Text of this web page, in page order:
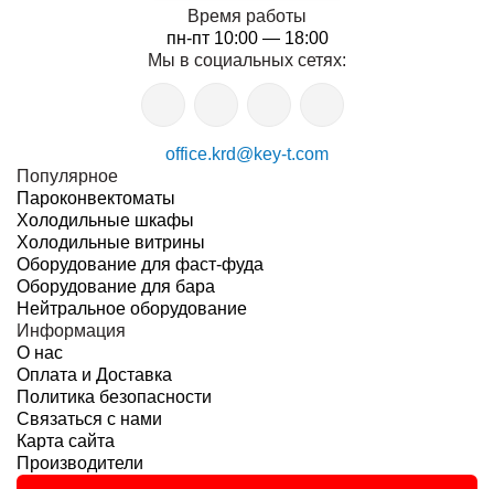
Время работы
пн-пт 10:00 — 18:00
Мы в социальных сетях:
office.krd@key-t.com
Популярное
Пароконвектоматы
Холодильные шкафы
Холодильные витрины
Оборудование для фаст-фуда
Оборудование для бара
Нейтральное оборудование
Информация
О нас
Оплата и Доставка
Политика безопасности
Связаться с нами
Карта сайта
Производители